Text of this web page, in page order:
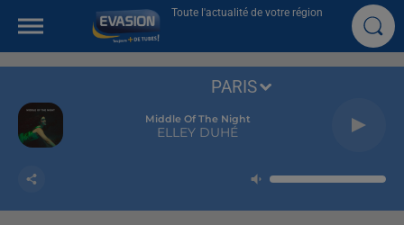
Toute l'actualité de votre région
Middle Of The Night
ELLEY DUHÉ
PARIS